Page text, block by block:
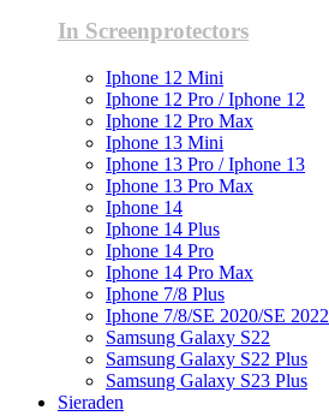
In Screenprotectors
Iphone 12 Mini
Iphone 12 Pro / Iphone 12
Iphone 12 Pro Max
Iphone 13 Mini
Iphone 13 Pro / Iphone 13
Iphone 13 Pro Max
Iphone 14
Iphone 14 Plus
Iphone 14 Pro
Iphone 14 Pro Max
Iphone 7/8 Plus
Iphone 7/8/SE 2020/SE 2022
Samsung Galaxy S22
Samsung Galaxy S22 Plus
Samsung Galaxy S23 Plus
Sieraden